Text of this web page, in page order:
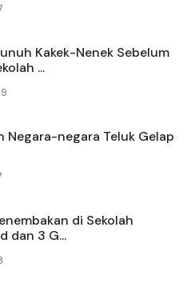
Kakek-Nenek Sebelum
...
9
Negara-negara Teluk Gelap
di Sekolah
dan 3 G...